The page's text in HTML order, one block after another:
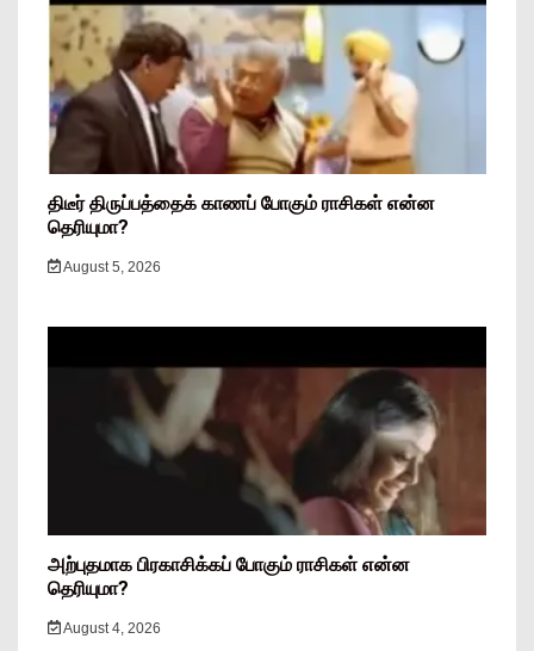
திடீர் திருப்பத்தைக் காணப் போகும் ராசிகள் என்ன
தெரியுமா?
August 5, 2026
அற்புதமாக பிரகாசிக்கப் போகும் ராசிகள் என்ன
தெரியுமா?
August 4, 2026